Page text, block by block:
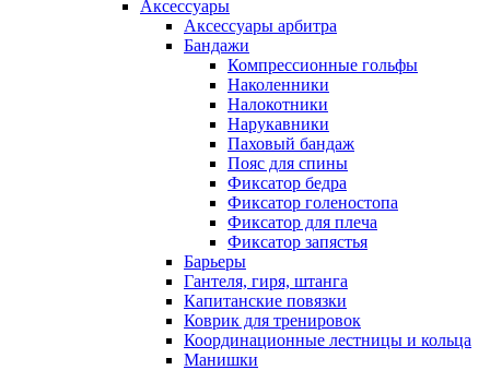
Аксессуары
Аксессуары арбитра
Бандажи
Компрессионные гольфы
Наколенники
Налокотники
Нарукавники
Паховый бандаж
Пояс для спины
Фиксатор бедра
Фиксатор голеностопа
Фиксатор для плеча
Фиксатор запястья
Барьеры
Гантеля, гиря, штанга
Капитанские повязки
Коврик для тренировок
Координационные лестницы и кольца
Манишки